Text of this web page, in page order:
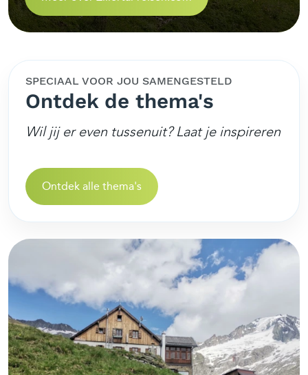
SPECIAAL VOOR JOU SAMENGESTELD
Ontdek de thema's
Wil jij er even tussenuit? Laat je inspireren
Ontdek alle thema's